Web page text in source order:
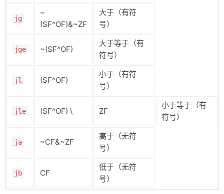
### `movq` 指令
`movq src, dst`
不能用一条指令完成内存到内存的数据转移
![[Pasted image 20240614041026.png]]
只计算地址，不访问地址
`leaq` 指令将源操作数 `Src` 所表示的地址计算结果存储到目标寄存器
- 可以用来计算形式如 `x + k * y` 的算术表达式，其中 `k` 是 `1,
- 计算地址而不进行内存访问
| 指令格式              | 计算方式                 | 说明
| `addq Src, Dest`  | `Dest = Dest + Src`  | 加法，将Src加
| `subq Src, Dest`  | `Dest = Dest - Src`  | 减法，从Dest
jg
~
(SF^OF)&~ZF
大于（有符
号）
jge ~(SF^OF)
大于等于（有
符号）
jl (SF^OF)
小于（有符
号）
jle (SF^OF) \ ZF
小于等于（有
符号）
ja ~CF&~ZF
高于（无符
号）
jb CF
低于（无符
号）